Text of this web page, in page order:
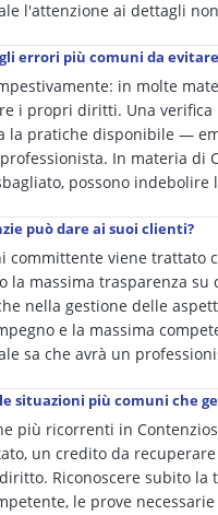
l'attenzione ai dettagli
errori più comuni da
in molte
i propri diritti. Una verifica
la pratiche disponibile —
In materia di
possono
può dare ai suoi clienti?
committente viene trattato
la massima trasparenza
nella gestione delle
e la massima
sa che avrà un
situazioni più comuni che
più ricorrenti in
un credito da
Riconoscere subito
le prove